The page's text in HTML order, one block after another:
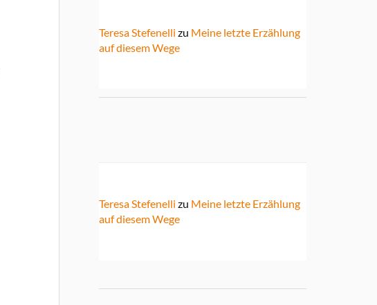
Teresa Stefenelli zu Meine letzte Erzählung
auf diesem Wege
Teresa Stefenelli zu Meine letzte Erzählung
auf diesem Wege